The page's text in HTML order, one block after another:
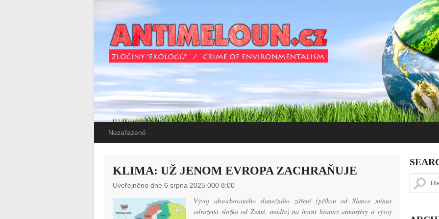
Nezařazené
KLIMA: UŽ JENOM EVROPA ZACHRAŇUJE
Uveřejněno dne 6 srpna 2025 000 8:00
Vývoj absorbovaného slunečního záření (příkon od Slunce mínus
odražená složka od Země, modře) na horní hranici atmosféry a vývoj